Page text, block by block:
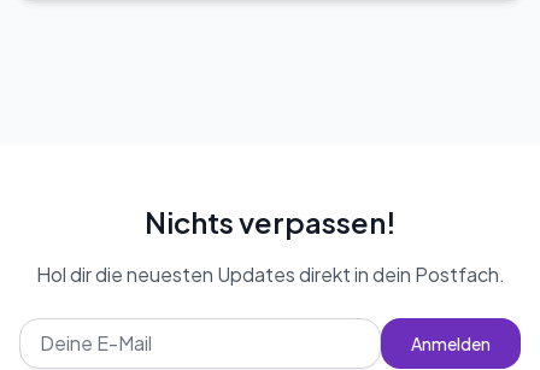
Nichts verpassen!
Hol dir die neuesten Updates direkt in dein Postfach.
Anmelden